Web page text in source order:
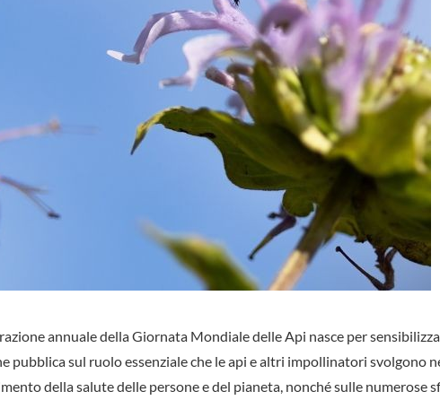
annuale della Giornata Mondiale delle Api nasce per
pubblica sul ruolo essenziale che le api e altri impollinatori svolgono
della salute delle persone e del pianeta, nonché sulle numerose